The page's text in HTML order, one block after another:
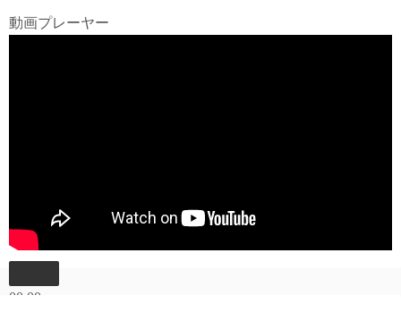
動画プレーヤー
00:00